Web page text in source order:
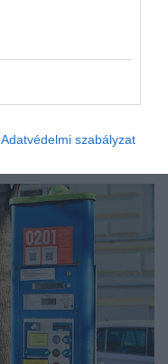
Adatvédelmi szabályzat